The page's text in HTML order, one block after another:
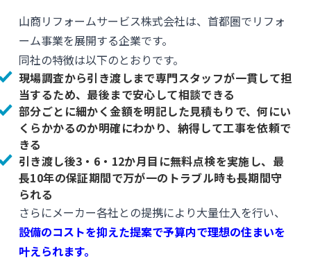
山商リフォームサービス株式会社は、首都圏でリフォ
ーム事業を展開する企業です。
同社の特徴は以下のとおりです。
現場調査から引き渡しまで専門スタッフが一貫して担
当するため、最後まで安心して相談できる
部分ごとに細かく金額を明記した見積もりで、何にい
くらかかるのか明確にわかり、納得して工事を依頼で
きる
引き渡し後3・6・12か月目に無料点検を実施し、最
長10年の保証期間で万が一のトラブル時も長期間守
られる
さらにメーカー各社との提携により大量仕入を行い、
設備のコストを抑えた提案で予算内で理想の住まいを
叶えられます。